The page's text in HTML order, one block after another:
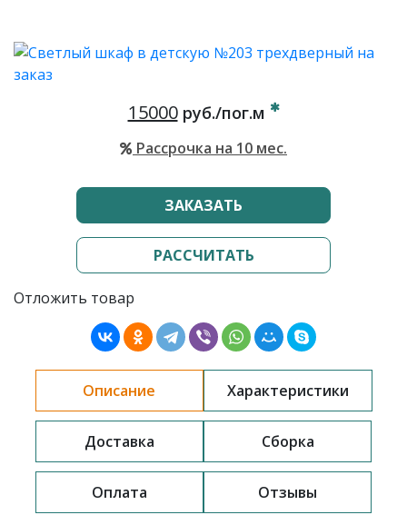
15000руб./пог.м
Рассрочка на 10 мес.
ЗАКАЗАТЬ
РАССЧИТАТЬ
Отложить товар
Описание Характеристики
Доставка Сборка
Оплата Отзывы